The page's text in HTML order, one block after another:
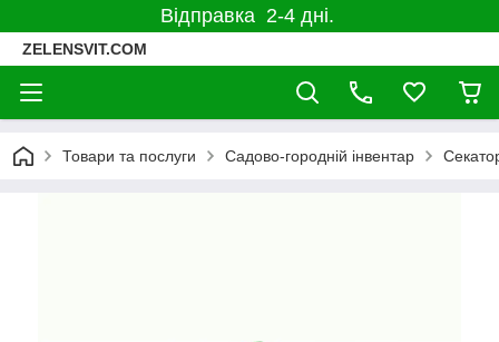
Відправка 2-4 дні.
ZELENSVIT.COM
Товари та послуги Садово-городній інвентар